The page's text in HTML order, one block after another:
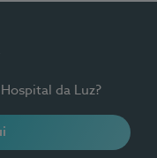
da Luz?